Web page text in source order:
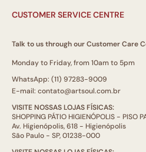
CUSTOMER SERVICE CENTRE
Talk to us through our Customer Care
Monday to Friday, from 10am to 5pm
WhatsApp: (11) 97283-9009
E-mail: contato@artsoul.com.br
VISITE NOSSAS LOJAS FÍSICAS:
SHOPPING PÁTIO HIGIENÓPOLIS - PISO
Av. Higienópolis, 618 - Higienópolis
São Paulo - SP, 01238-000